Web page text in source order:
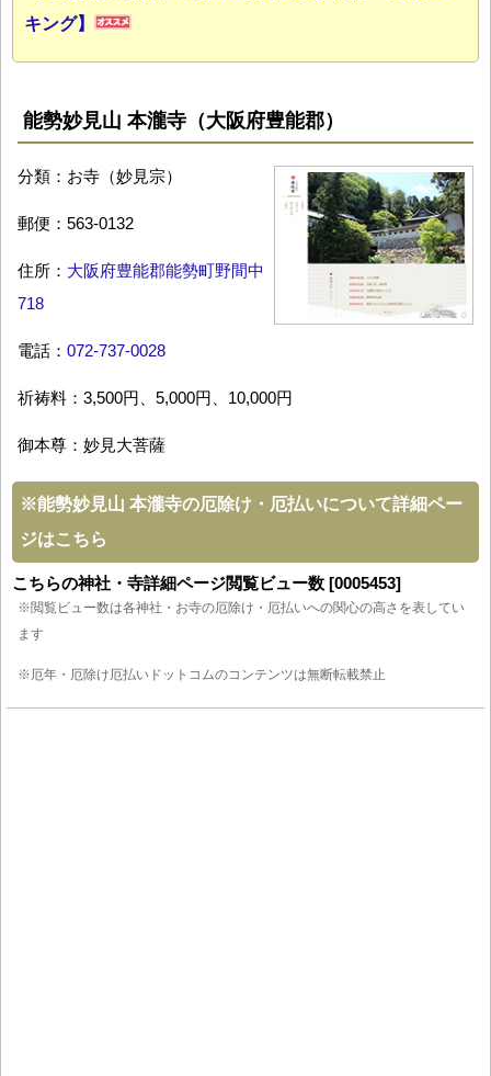
キング】
能勢妙見山 本瀧寺（大阪府豊能郡）
分類：お寺（妙見宗）
郵便：563-0132
住所： 大阪府豊能郡能勢町野間中
718
電話： 072-737-0028
祈祷料：3,500円、5,000円、10,000円
御本尊：妙見大菩薩
※能勢妙見山 本瀧寺の厄除け・厄払いについて詳細ペー
ジはこちら
こちらの神社・寺詳細ページ閲覧ビュー数 [0005453]
※閲覧ビュー数は各神社・お寺の厄除け・厄払いへの関心の高さを表してい
ます
※厄年・厄除け厄払いドットコムのコンテンツは無断転載禁止